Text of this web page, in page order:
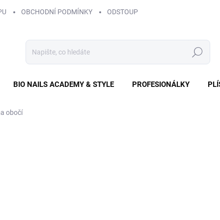
OBCHODNÍ PODMÍNKY ODSTOUPENÍ OD SMLOUVY
Hledat
BIO NAILS ACADEMY & STYLE PROFESIONÁLKY
obočí